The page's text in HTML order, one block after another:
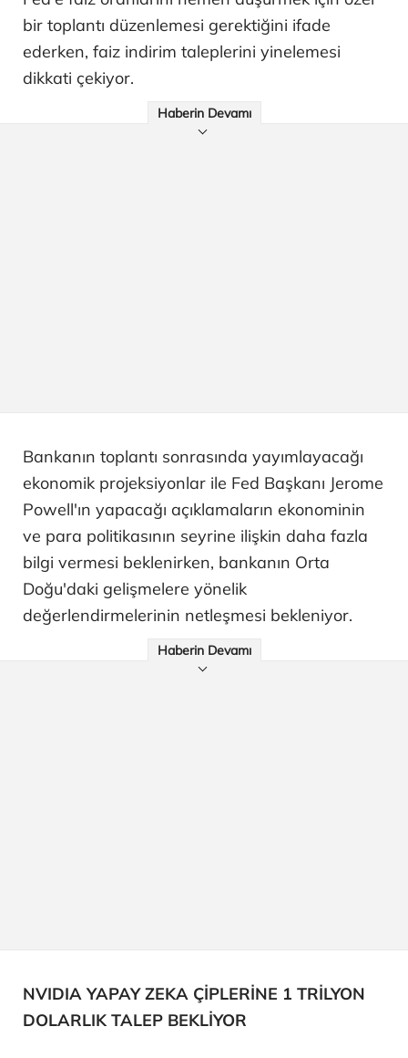
bir toplantı düzenlemesi gerektiğini ifade
ederken, faiz indirim taleplerini yinelemesi
dikkati çekiyor.
Haberin Devamı
Bankanın toplantı sonrasında yayımlayacağı
ekonomik projeksiyonlar ile Fed Başkanı Jerome
Powell'ın yapacağı açıklamaların ekonominin
ve para politikasının seyrine ilişkin daha fazla
bilgi vermesi beklenirken, bankanın Orta
Doğu'daki gelişmelere yönelik
değerlendirmelerinin netleşmesi bekleniyor.
Haberin Devamı
NVIDIA YAPAY ZEKA ÇİPLERİNE 1 TRİLYON
DOLARLIK TALEP BEKLİYOR